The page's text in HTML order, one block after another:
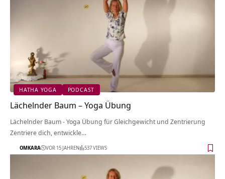
HATHA YOGA PODCAST
Lächelnder Baum – Yoga Übung
Lächelnder Baum - Yoga Übung für Gleichgewicht und Zentrierung
Zentriere dich, entwickle…
OMKARA VOR 15 JAHREN 537 VIEWS